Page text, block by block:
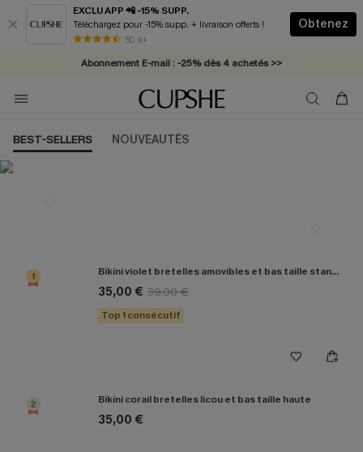
EXCLU APP 📲 -15% SUPP.
Téléchargez pour -15% supp. + livraison offerts !
50 k+
Obtenez
* Livraison éclair 2-3 jours ouvrés >>
Abonnement E-mail : -25% dès 4 achetés >>
BEST-SELLERS NOUVEAUTÉS
1 Bikini violet bretelles amovibles et bas taille standard
35,00 € 39,00 €
Top 1 consécutif
2 Bikini corail bretelles licou et bas taille haute
35,00 €